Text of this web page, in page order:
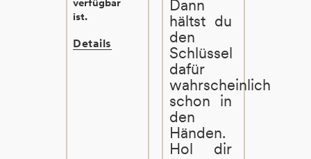
verfügbar
ist.
Details
Dann
hältst du
den
Schlüssel
dafür
wahrscheinlich
schon in
den
Händen.
Hol dir